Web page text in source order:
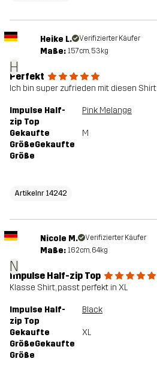
H
Heike L. Verifizierter Käufer
Maße: 157cm, 53kg
Perfekt
Ich bin super zufrieden mit diesen Shirt
Impulse Half-
zip Top
Pink Melange
Gekaufte
GrößeGekaufte
Größe
M
Artikelnr 14242
N
Nicole M. Verifizierter Käufer
Maße: 162cm, 64kg
Impulse Half-zip Top
Klasse Shirt, passt perfekt in XL
Impulse Half-
zip Top
Black
Gekaufte
GrößeGekaufte
Größe
XL